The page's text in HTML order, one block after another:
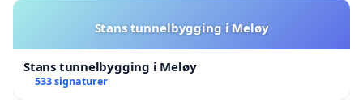
Stans tunnelbygging i Meløy
Stans tunnelbygging i Meløy
533 signaturer